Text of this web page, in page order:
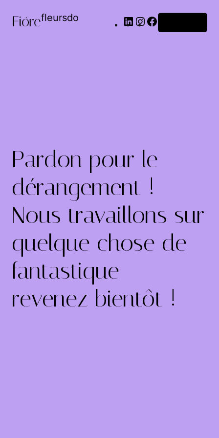
fleursdo
Pardon pour le
dérangement !
Nous travaillons sur
quelque chose de
fantastique –
revenez bientôt !